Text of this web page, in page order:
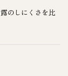
のしにくさを比